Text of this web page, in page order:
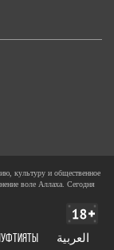
культуру и общественное
воле Аллаха. Сегодня
العربية